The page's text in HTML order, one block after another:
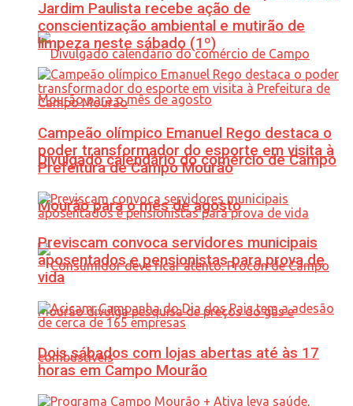
Divulgado calendário do comércio de Campo
Mourão para o mês de agosto
Jardim Paulista recebe ação de
conscientização ambiental e mutirão de
limpeza neste sábado (1º)
Campeão olímpico Emanuel Rego destaca o
poder transformador do esporte em visita à
Prefeitura de Campo Mourão
Previscam convoca servidores municipais
aposentados e pensionistas para prova de
vida
Dois sábados com lojas abertas até às 17
horas em Campo Mourão